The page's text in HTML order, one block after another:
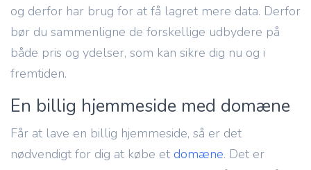
og derfor har brug for at få lagret mere data. Derfor
bør du sammenligne de forskellige udbydere på
både pris og ydelser, som kan sikre dig nu og i
fremtiden.
En billig hjemmeside med domæne
Får at lave en billig hjemmeside, så er det
nødvendigt for dig at købe et domæne. Det er